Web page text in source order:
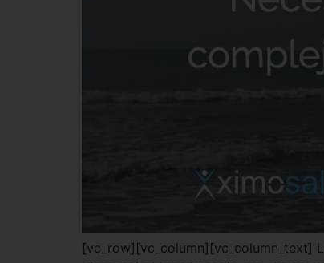
[vc_row][vc_column][vc_column_text]